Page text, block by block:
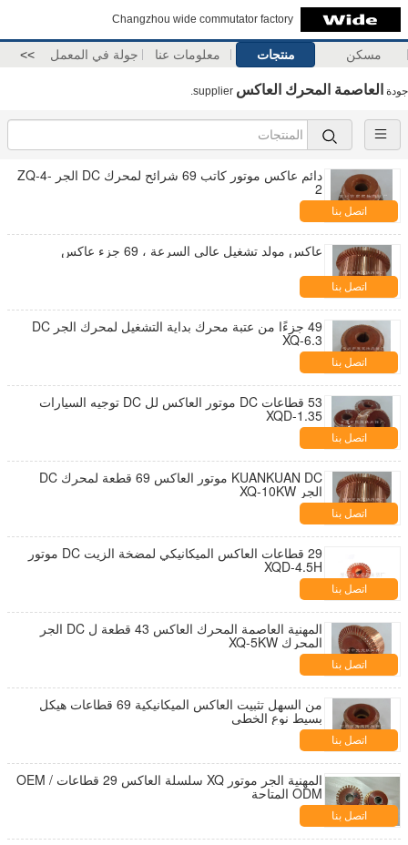
Changzhou wide commutator factory
مسكن منتجات معلومات عنا جولة في المعمل >>
جودة العاصمة المحرك العاكس
دائم عاكس موتور كاتب 69 شرائح لمحرك DC الجر ZQ-4-
2
اتصل بنا
عاكس مولد تشغيل عالي السرعة ، 69 جزء عاكس
اتصل بنا
49 جزءًا من عتبة محرك بداية التشغيل لمحرك الجر DC
XQ-6.3
اتصل بنا
53 قطاعات DC موتور العاكس لل DC توجيه السيارات
XQD-1.35
اتصل بنا
KUANKUAN DC موتور العاكس 69 قطعة لمحرك DC
الجر XQ-10KW
اتصل بنا
29 قطاعات العاكس الميكانيكي لمضخة الزيت DC موتور
XQD-4.5H
اتصل بنا
المهنية العاصمة المحرك العاكس 43 قطعة ل DC الجر
المحرك XQ-5KW
اتصل بنا
من السهل تثبيت العاكس الميكانيكية 69 قطاعات هيكل
بسيط نوع الخطي
اتصل بنا
المهنية الجر موتور XQ سلسلة العاكس 29 قطاعات OEM /
ODM المتاحة
اتصل بنا